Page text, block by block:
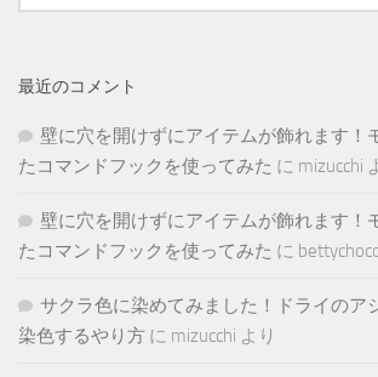
索:
最近のコメント
壁に穴を開けずにアイテムが飾れます！
たコマンドフックを使ってみた に mizucchi
壁に穴を開けずにアイテムが飾れます！
たコマンドフックを使ってみた に
サクラ色に染めてみました！ドライのア
染色するやり方 に mizucchi より